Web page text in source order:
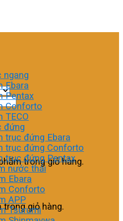
trong giỏ hàng.
trong giỏ hàng.
ngang
Ebara
Pentax
Conforto
TECO
đứng
trục đứng Ebara
trục đứng Conforto
trục đứng Pentax
nước thải
Ebara
Conforto
APP
Tsurumi